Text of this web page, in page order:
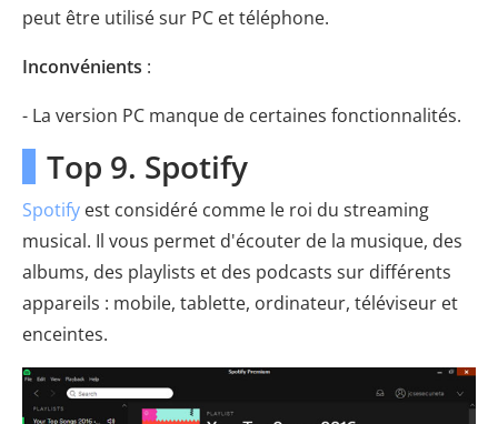
peut être utilisé sur PC et téléphone.
Inconvénients :
- La version PC manque de certaines fonctionnalités.
Top 9. Spotify
Spotify est considéré comme le roi du streaming
musical. Il vous permet d'écouter de la musique, des
albums, des playlists et des podcasts sur différents
appareils : mobile, tablette, ordinateur, téléviseur et
enceintes.